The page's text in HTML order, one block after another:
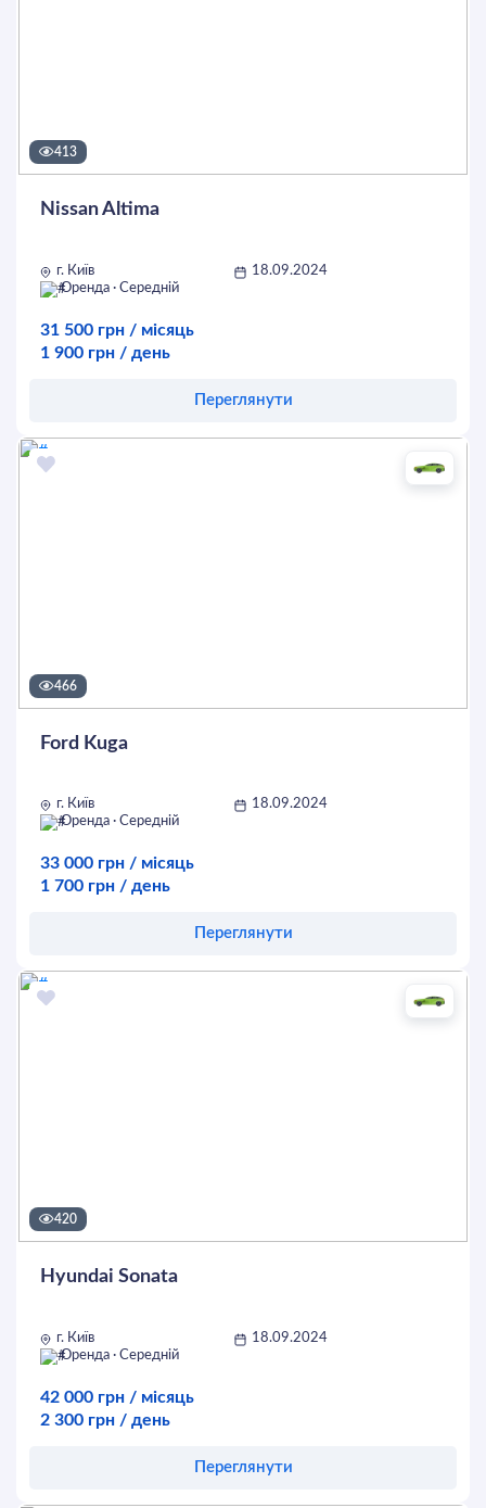
413
Nissan Altima
г. Київ
18.09.2024
Оренда · Середній
31 500 грн / місяць
1 900 грн / день
Переглянути
Оставить заявку
466
Ford Kuga
г. Київ
18.09.2024
Оренда · Середній
33 000 грн / місяць
1 700 грн / день
Переглянути
Оставить заявку
420
Hyundai Sonata
г. Київ
18.09.2024
Оренда · Середній
42 000 грн / місяць
2 300 грн / день
Переглянути